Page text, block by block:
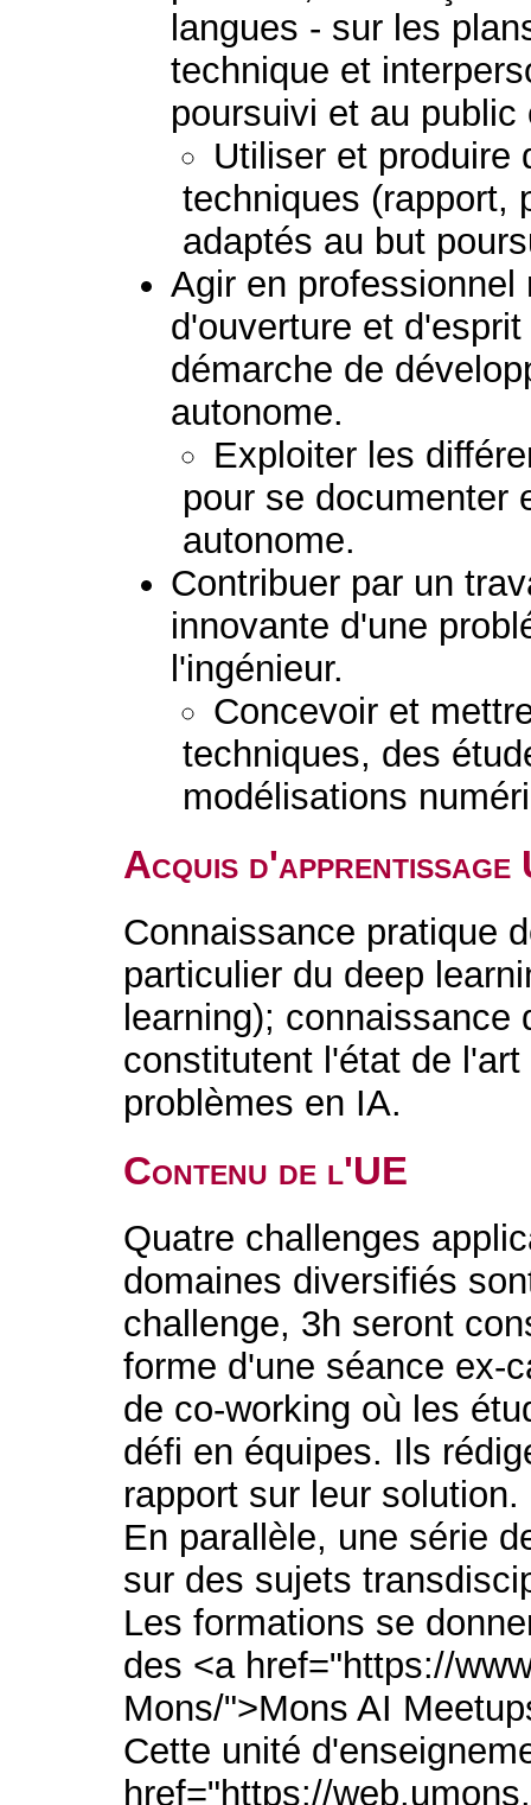
langues - sur les
technique et
poursuivi et au public
Utiliser et produire
techniques (rapport,
adaptés au but
Agir en
d'ouverture et
démarche de
autonome.
Exploiter les
pour se documenter
autonome.
Contribuer par un
innovante d'une
l'ingénieur.
Concevoir et
techniques, des
modélisations
Acquis d'apprentissage
Connaissance pratique
particulier du deep
learning);
constitutent l'état de
problèmes en IA.
Contenu de l'UE
Quatre challenges
domaines diversifiés
challenge, 3h seront
forme d'une séance ex-
de co-working où les
défi en équipes. Ils
rapport sur leur solution.
En parallèle, une série
sur des sujets
Les formations se
des <a href="https://
Mons/">Mons AI
Cette unité
href="https://